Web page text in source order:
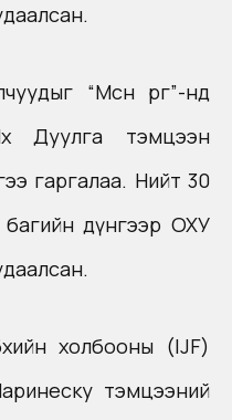
“Мөсөн өргөө”-нд
Дуулга тэмцээн
гаргалаа. Нийт 30
багийн дүнгээр ОХУ
холбооны (IJF)
тэмцээний